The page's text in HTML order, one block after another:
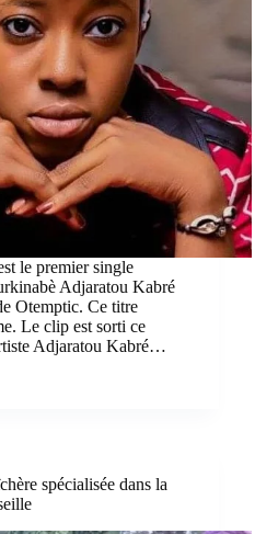
le premier single
Adjaratou Kabré
Otemptic. Ce titre
Le clip est sorti ce
Adjaratou Kabré…
spécialisée dans la